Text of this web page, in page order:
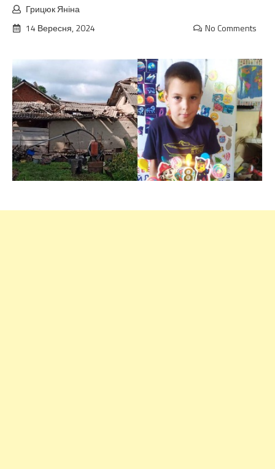
Грицюк Яніна
14 Вересня, 2024
No Comments